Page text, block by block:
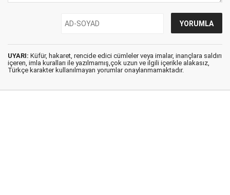
UYARI: Küfür, hakaret, rencide edici cümleler veya imalar, inançlara saldırı
içeren, imla kuralları ile yazılmamış,çok uzun ve ilgili içerikle alakasız,
Türkçe karakter kullanılmayan yorumlar onaylanmamaktadır.